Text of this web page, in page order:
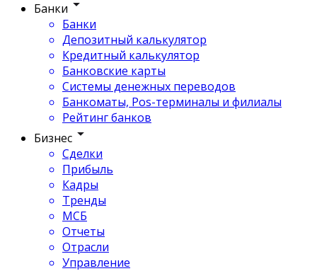
Банки
Банки
Депозитный калькулятор
Кредитный калькулятор
Банковские карты
Системы денежных переводов
Банкоматы, Pos-терминалы и филиалы
Рейтинг банков
Бизнес
Сделки
Прибыль
Кадры
Тренды
МСБ
Отчеты
Отрасли
Управление